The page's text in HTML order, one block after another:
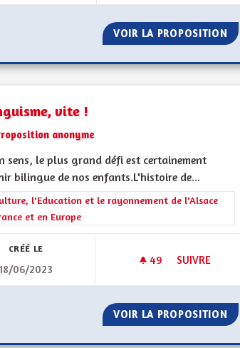
VOIR LA PROPOSITION
vite !
anonyme
sens, le plus grand défi est certainement
bilingue de nos enfants.L'histoire de...
les résultats de la catégorie : La Culture,
l'Education et le rayonnement de l'Alsace
et en Europe
CRÉÉ LE
06/2023
49 49 ABONNÉS
SUIVRE
VOIR LA PROPOSITION